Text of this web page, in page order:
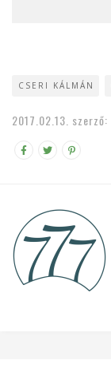
CSERI KÁLMÁN
2017.02.13. szerző: